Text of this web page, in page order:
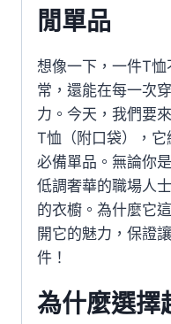
閒單品
想像一下，一件T
常，還能在每一次
力。今天，我們要
T恤（附口袋），
必備單品。無論你
低調奢華的職場人
的衣櫥。為什麼它
開它的魅力，保證
件！
為什麼選擇